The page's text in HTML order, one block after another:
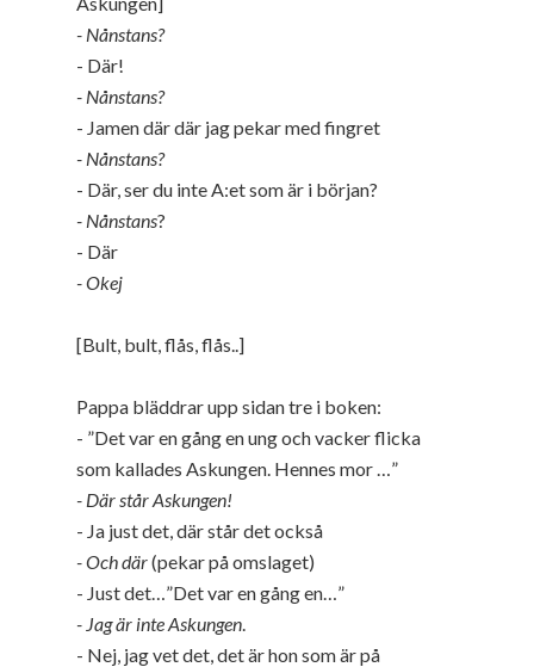
- Nånstans?
- Där!
- Nånstans?
- Jamen där där jag pekar med fingret
- Nånstans?
- Där, ser du inte A:et som är i början?
- Nånstans?
- Där
- Okej
[Bult, bult, flås, flås..]
Pappa bläddrar upp sidan tre i boken:
- ”Det var en gång en ung och vacker flicka
som kallades Askungen. Hennes mor …”
- Där står Askungen!
- Ja just det, där står det också
- Och där(pekar på omslaget)
- Just det…”Det var en gång en…”
- Jag är inte Askungen
- Nej, jag vet det, det är hon som är på